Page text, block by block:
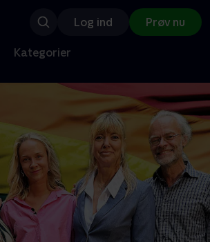
Log ind Prøv nu
Kategorier